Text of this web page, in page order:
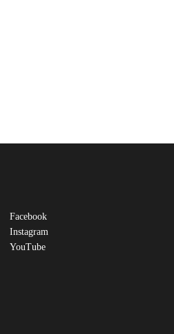
Facebook
Instagram
YouTube